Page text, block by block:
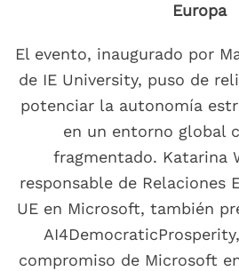
Europa
El evento, inaugurado por
de IE University, puso de
potenciar la autonomía
en un entorno global
fragmentado. Katarina
responsable de Relaciones
UE en Microsoft, también
compromiso de Microsoft